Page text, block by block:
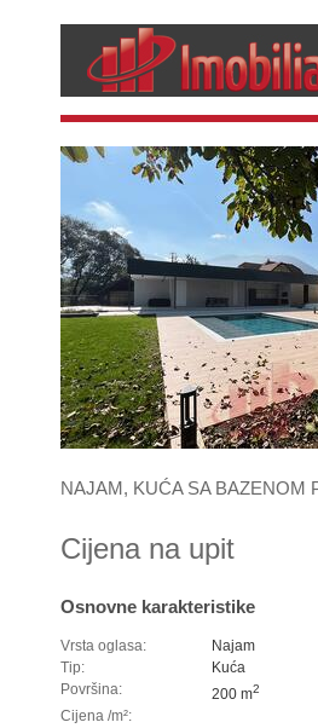
NAJAM, KUĆA SA BAZENOM
Cijena na upit
Osnovne karakteristike
Vrsta oglasa:
Najam
Tip:
Kuća
Površina:
200 m2
Cijena /m²: